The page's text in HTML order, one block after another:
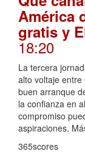
América
gratis y
18:20
La tercera
alto voltaje entre
buen arranque
la confianza en
compromiso
aspiraciones.
365scores